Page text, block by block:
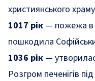
християнського
1017 рік — пожежа в
пошкодила
1036 рік —
Розгром печенігів